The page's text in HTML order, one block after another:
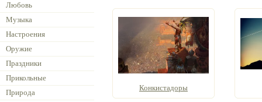
Любовь
Музыка
Настроения
Оружие
Праздники
Прикольные
Природа
Конкистадоры